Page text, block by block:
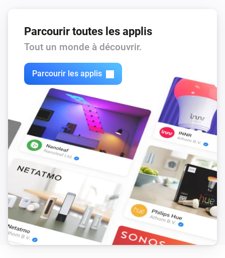
Parcourir toutes les applis
Tout un monde à découvrir.
Parcourir les applis